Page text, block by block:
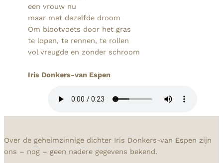
een vrouw nu
maar met dezelfde droom
Om blootvoets door het gras
te lopen, te rennen, te rollen
vol vreugde en zonder schroom
Iris Donkers-van Espen
Over de geheimzinnige dichter Iris Donkers-van Espen zijn
ons – nog – geen nadere gegevens bekend.